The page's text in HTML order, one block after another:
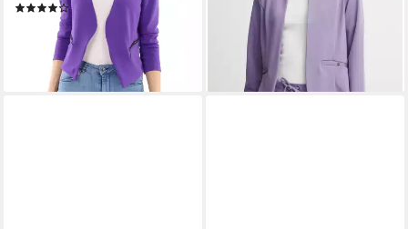
(67)
39,95 €
lieferbar - in 2-3 Werktagen bei dir
+12
lieferbar - in 3-4 Werktagen bei dir